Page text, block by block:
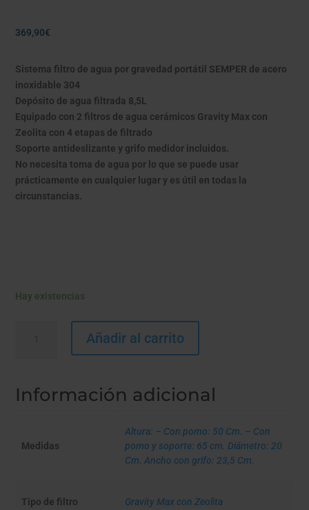
369,90€
Sistema filtro de agua por gravedad portátil SEMPER de acero
inoxidable 304
Depósito de agua filtrada 8,5L
Equipado con 2 filtros de agua cerámicos Gravity Max con
Zeolita con 4 etapas de filtrado
Soporte antideslizante y grifo medidor incluidos.
No necesita toma de agua por lo que se puede usar
prácticamente en cualquier lugar y es útil en todas la
circunstancias.
Hay existencias
+
Añadir al carrito
Información adicional
Medidas
Altura: – Con pomo: 50 Cm. – Con
pomo y soporte: 65 cm. Diámetro: 20
Cm. Ancho con grifo: 23,5 Cm.
Tipo de filtro Gravity Max con Zeolita